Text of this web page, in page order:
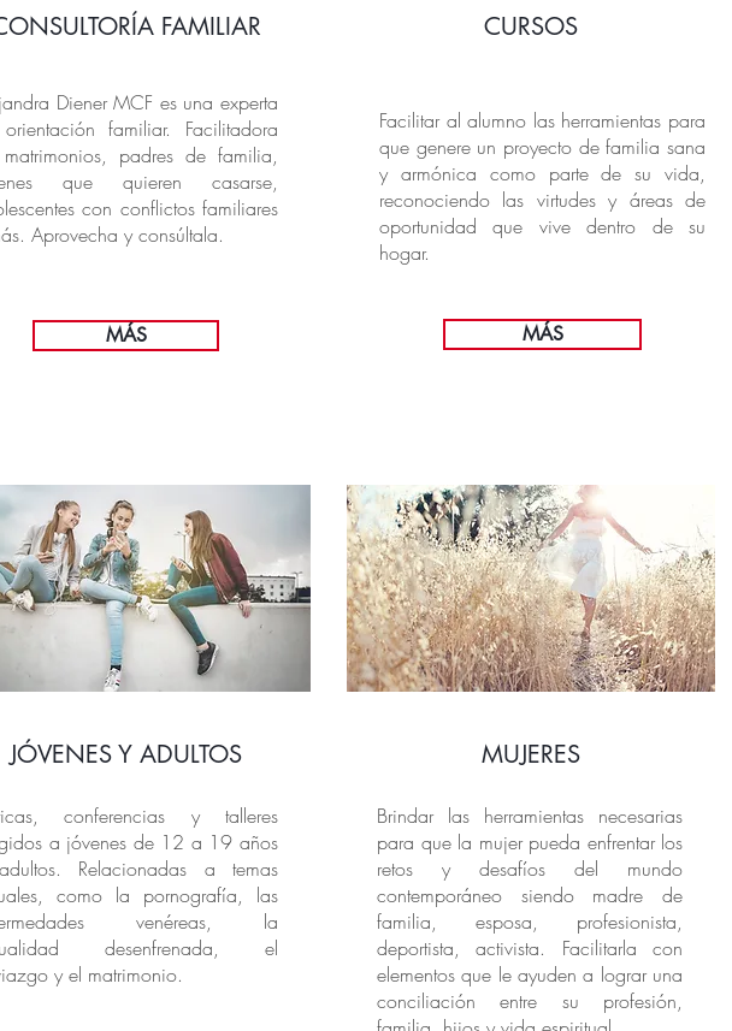
FAMILIAR
Diener MCF es una experta
familiar. Facilitadora
padres de familia,
que quieren casarse,
con conflictos familiares
Aprovecha y consúltala.
MÁS
CURSOS
Facilitar al alumno las herramientas para
que genere un proyecto de familia sana
y armónica como parte de su vida,
reconociendo las virtudes y áreas de
oportunidad que vive dentro de su
hogar.
MÁS
JÓVENES Y ADULTOS
conferencias y talleres
a jóvenes de 12 a 19 años
Relacionadas a temas
como la pornografía, las
venéreas, la
desenfrenada, el
y el matrimonio.
MUJERES
Brindar las herramientas necesarias
para que la mujer pueda enfrentar los
retos y desafíos del mundo
contemporáneo siendo madre de
familia, esposa, profesionista,
deportista, activista. Facilitarla con
elementos que le ayuden a lograr una
conciliación entre su profesión,